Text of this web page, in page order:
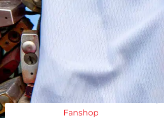
Fanshop